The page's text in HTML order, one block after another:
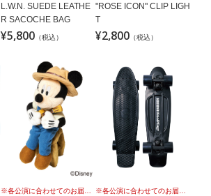
L.W.N. SUEDE LEATHE
R SACOCHE BAG
¥5,800 （税込）
"ROSE ICON" CLIP LIGH
T
¥2,800 （税込）
※各公演に合わせてのお届けではございませんこと、予めご理解の上、お買い求めください。 ※各公演に合わせてのお届けではございませんこと、予めご理解の上、お買い求めください。